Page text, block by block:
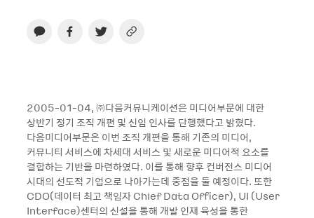
2005-01-04, ㈜다음커뮤니케이션은 미디어부문에 대한
상반기 정기 조직 개편 및 신임 인사를 단행했다고 밝혔다.
다음미디어부문은 이번 조직 개편을 통해 기존의 미디어,
커뮤니티 서비스에 차세대 서비스 및 새로운 미디어적 요소를
결합하는 기반을 마련하였다. 이를 통해 향후 컨버전스 미디어
시대의 선도적 기업으로 나아가는데 중점을 둘 예정이다. 또한
CDO(데이터 최고 책임자 Chief Data Officer), UI (User
Interface)센터의 신설을 통해 개발 인재 육성을 통한